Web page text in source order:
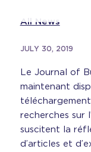
All News
JULY 30, 2019
Le Journal of
maintenant
recherches sur
suscitent la
d’articles et